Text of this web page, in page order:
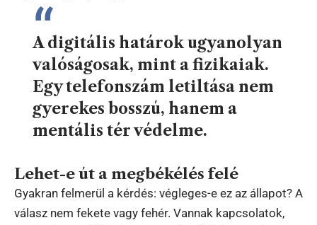
A digitális határok ugyanolyan
valóságosak, mint a fizikaiak.
Egy telefonszám letiltása nem
gyerekes bosszú, hanem a
mentális tér védelme.
Lehet-e út a megbékélés felé
Gyakran felmerül a kérdés: végleges-e ez az állapot? A
válasz nem fekete vagy fehér. Vannak kapcsolatok,